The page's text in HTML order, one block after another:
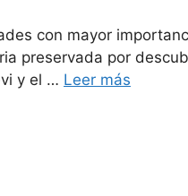
con mayor
preservada por
y el … Leer más